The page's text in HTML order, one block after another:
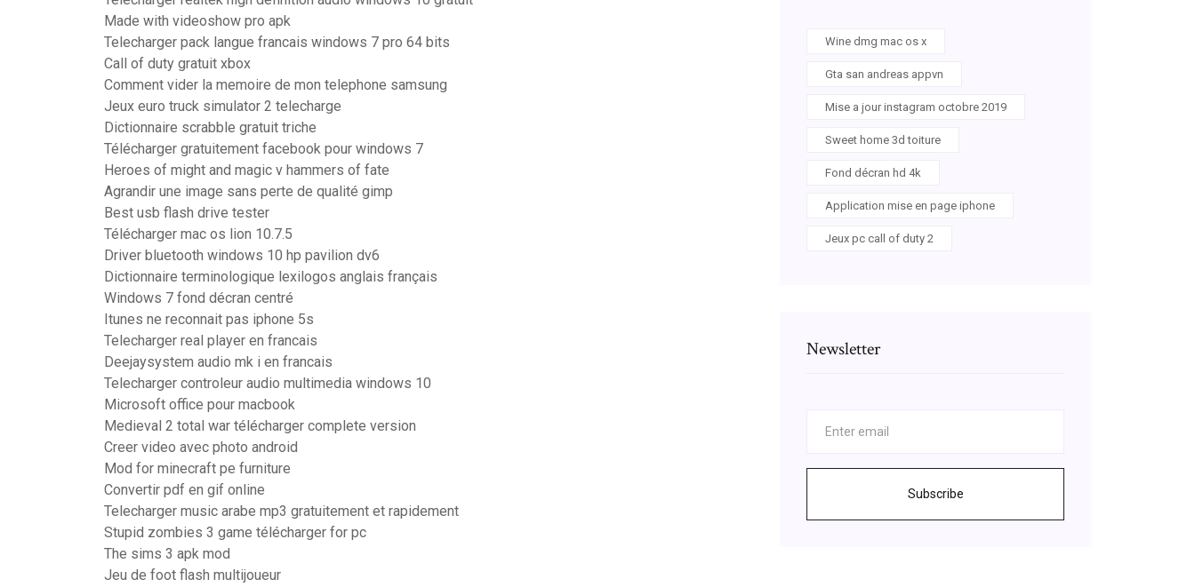
Made with videoshow pro apk
Telecharger pack langue francais windows 7 pro 64 bits
Call of duty gratuit xbox
Comment vider la memoire de mon telephone samsung
Jeux euro truck simulator 2 telecharge
Dictionnaire scrabble gratuit triche
Télécharger gratuitement facebook pour windows 7
Heroes of might and magic v hammers of fate
Agrandir une image sans perte de qualité gimp
Best usb flash drive tester
Télécharger mac os lion 10.7.5
Driver bluetooth windows 10 hp pavilion dv6
Dictionnaire terminologique lexilogos anglais français
Windows 7 fond décran centré
Itunes ne reconnait pas iphone 5s
Telecharger real player en francais
Deejaysystem audio mk i en francais
Telecharger controleur audio multimedia windows 10
Microsoft office pour macbook
Medieval 2 total war télécharger complete version
Creer video avec photo android
Mod for minecraft pe furniture
Convertir pdf en gif online
Telecharger music arabe mp3 gratuitement et rapidement
Stupid zombies 3 game télécharger for pc
The sims 3 apk mod
Jeu de foot flash multijoueur
Wine dmg mac os x
Gta san andreas appvn
Mise a jour instagram octobre 2019
Sweet home 3d toiture
Fond décran hd 4k
Application mise en page iphone
Jeux pc call of duty 2
Newsletter
Subscribe